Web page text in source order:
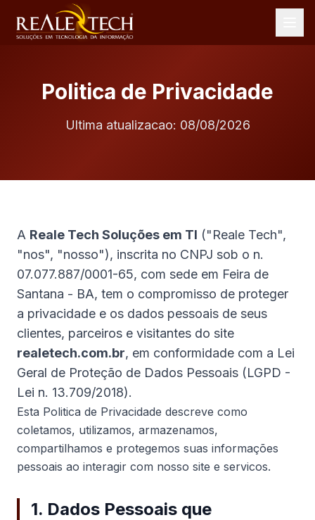
Politica de Privacidade
Ultima atualizacao: 08/08/2026
A Reale Tech Soluções em TI ("Reale Tech",
"nos", "nosso"), inscrita no CNPJ sob o n.
07.077.887/0001-65, com sede em Feira de
Santana - BA, tem o compromisso de proteger
a privacidade e os dados pessoais de seus
clientes, parceiros e visitantes do site
realetech.com.br, em conformidade com a Lei
Geral de Proteção de Dados Pessoais (LGPD -
Lei n. 13.709/2018).
Esta Politica de Privacidade descreve como
coletamos, utilizamos, armazenamos,
compartilhamos e protegemos suas informações
pessoais ao interagir com nosso site e servicos.
1. Dados Pessoais que